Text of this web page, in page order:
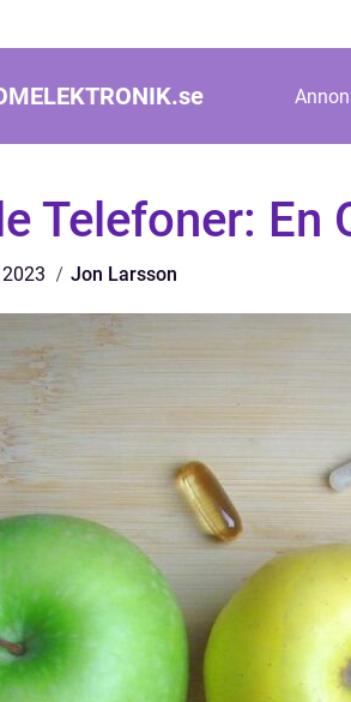
se
Telefoner: En
Jon Larsson